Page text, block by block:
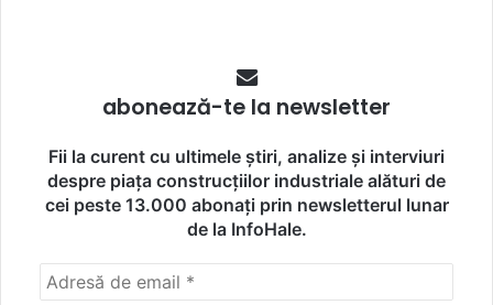
abonează-te la newsletter
Fii la curent cu ultimele știri, analize și interviuri
despre piața construcțiilor industriale alături de
cei peste 13.000 abonați prin newsletterul lunar
de la InfoHale.